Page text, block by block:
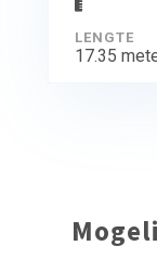
LENGTE
17.35